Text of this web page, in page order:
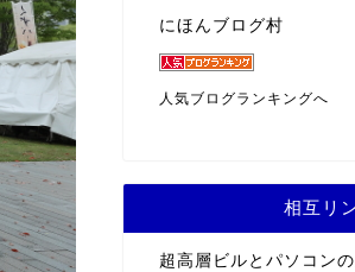
にほんブログ村
人気ブログランキングへ
相互リ
超高層ビルとパソコン